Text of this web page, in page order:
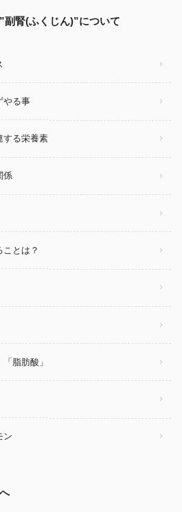
副腎(ふくじん)”について
やる事
する栄養素
係
とは？
脂肪酸」
ン